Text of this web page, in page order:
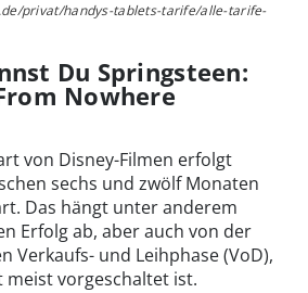
privat/handys-tablets-tarife/alle-tarife-
Du Springsteen:
Nowhere
von Disney-Filmen erfolgt
sechs und zwölf Monaten
Das hängt unter anderem
Erfolg ab, aber auch von der
Verkaufs- und Leihphase (VoD),
meist vorgeschaltet ist.